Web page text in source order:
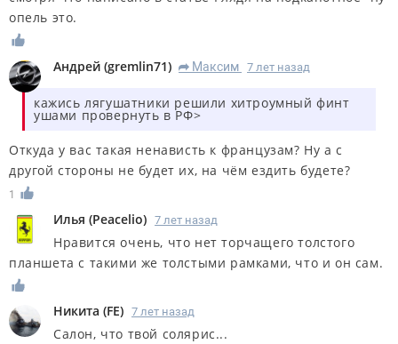
опель это.
Андрей (gremlin71) R Максим 7 лет назад
кажись лягушатники решили хитроумный финт
ушами провернуть в РФ>
Откуда у вас такая ненависть к французам? Ну а с
другой стороны не будет их, на чём ездить будете?
1
Илья (Peacelio) 7 лет назад
Нравится очень, что нет торчащего толстого
планшета с такими же толстыми рамками, что и он сам.
Никита (FE) 7 лет назад
Салон, что твой солярис...